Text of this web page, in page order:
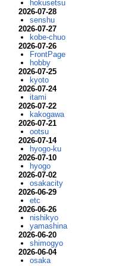
hokusetsu
2026-07-28
senshu
2026-07-27
kobe-chuo
2026-07-26
FrontPage
hobby
2026-07-25
kyoto
2026-07-24
itami
2026-07-22
kakogawa
2026-07-21
ootsu
2026-07-14
hyogo-ku
2026-07-10
hyogo
2026-07-02
osakacity
2026-06-29
etc
2026-06-26
nishikyo
yamashina
2026-06-20
shimogyo
2026-06-04
osaka